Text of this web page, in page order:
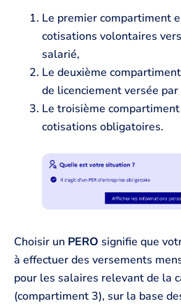
Le premier compartiment
cotisations volontaires
salarié,
Le deuxième
de licenciement versée par
Le troisième
cotisations obligatoires.
Choisir un PERO signifie que
à effectuer des versements
pour les salaires relevant de la
(compartiment 3), sur la base